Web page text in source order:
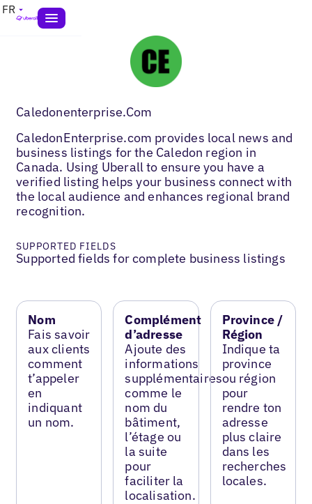
FR
Caledonenterprise.Com
CaledonEnterprise.com provides local news and
business listings for the Caledon region in
Canada. Using Uberall to ensure you have a
verified listing helps your business connect with
the local audience and enhances regional brand
recognition.
SUPPORTED FIELDS
Supported fields for complete business listings
Nom
Fais savoir
aux clients
comment
t’appeler
en
indiquant
un nom.
Complément
d’adresse
Ajoute des
informations
supplémentaires
comme le
nom du
bâtiment,
l’étage ou
la suite
pour
faciliter la
localisation.
Province /
Région
Indique ta
province
ou région
pour
rendre ton
adresse
plus claire
dans les
recherches
locales.